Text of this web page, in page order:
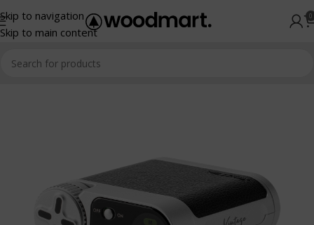
Skip to navigation
Skip to main content
0